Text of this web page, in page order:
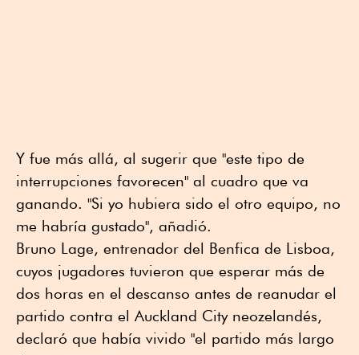
Y fue más allá, al sugerir que "este tipo de
interrupciones favorecen" al cuadro que va
ganando. "Si yo hubiera sido el otro equipo, no
me habría gustado", añadió.
Bruno Lage, entrenador del Benfica de Lisboa,
cuyos jugadores tuvieron que esperar más de
dos horas en el descanso antes de reanudar el
partido contra el Auckland City neozelandés,
declaró que había vivido "el partido más largo